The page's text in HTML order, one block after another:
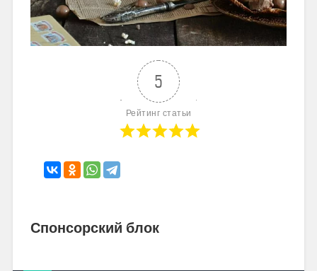
5
Рейтинг статьи
Спонсорский блок